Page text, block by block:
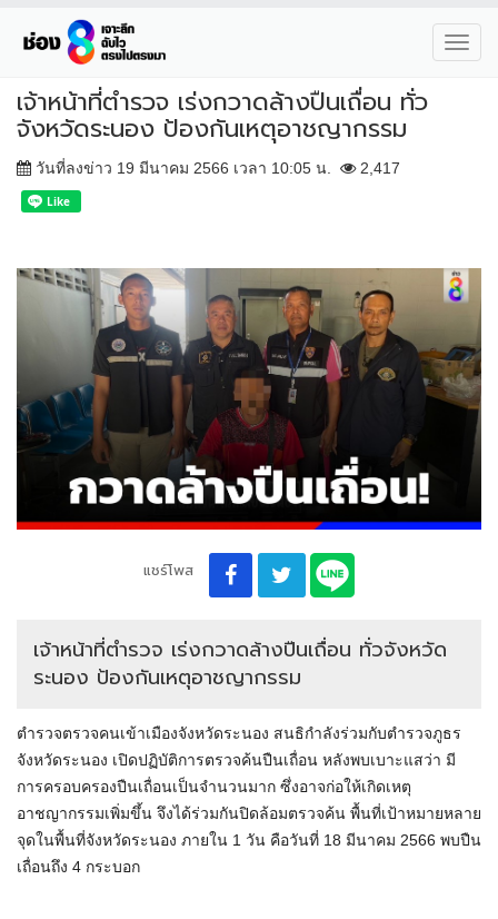
เจ้าหน้าที่ตำรวจ เร่งกวาดล้างปืนเถื่อน ทั่ว
จังหวัดระนอง ป้องกันเหตุอาชญากรรม
วันที่ลงข่าว 19 มีนาคม 2566 เวลา 10:05 น. 2,417
แชร์โพส
เจ้าหน้าที่ตำรวจ เร่งกวาดล้างปืนเถื่อน ทั่วจังหวัด
ระนอง ป้องกันเหตุอาชญากรรม
ตำรวจตรวจคนเข้าเมืองจังหวัดระนอง สนธิกำลังร่วมกับตำรวจภูธร
จังหวัดระนอง เปิดปฏิบัติการตรวจค้นปืนเถื่อน หลังพบเบาะแสว่า มี
การครอบครองปืนเถื่อนเป็นจำนวนมาก ซึ่งอาจก่อให้เกิดเหตุ
อาชญากรรมเพิ่มขึ้น จึงได้ร่วมกันปิดล้อมตรวจค้น พื้นที่เป้าหมายหลาย
จุดในพื้นที่จังหวัดระนอง ภายใน 1 วัน คือวันที่ 18 มีนาคม 2566 พบปืน
เถื่อนถึง 4 กระบอก